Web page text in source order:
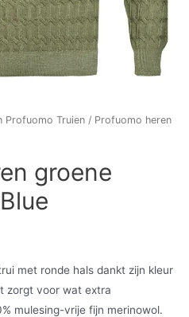
Profuomo Truien / Profuomo heren
groene
met ronde hals dankt zijn kleur
zorgt voor wat extra
mulesing-vrije fijn merinowol.